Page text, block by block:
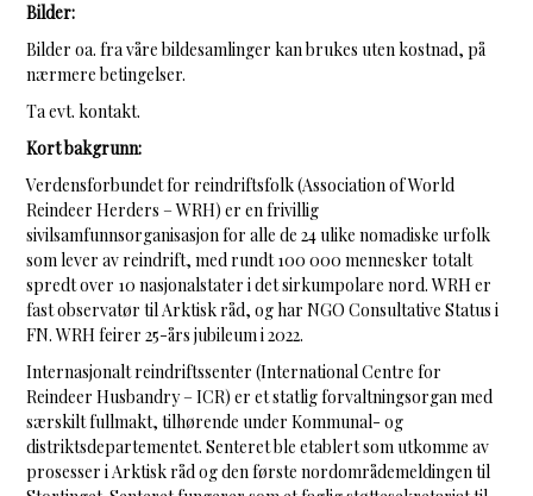
Bilder:
Bilder oa. fra våre bildesamlinger kan brukes uten kostnad, på
nærmere betingelser.
Ta evt. kontakt.
Kort bakgrunn:
Verdensforbundet for reindriftsfolk (Association of World
Reindeer Herders – WRH) er en frivillig
sivilsamfunnsorganisasjon for alle de 24 ulike nomadiske urfolk
som lever av reindrift, med rundt 100 000 mennesker totalt
spredt over 10 nasjonalstater i det sirkumpolare nord. WRH er
fast observatør til Arktisk råd, og har NGO Consultative Status i
FN. WRH feirer 25-års jubileum i 2022.
Internasjonalt reindriftssenter (International Centre for
Reindeer Husbandry – ICR) er et statlig forvaltningsorgan med
særskilt fullmakt, tilhørende under Kommunal- og
distriktsdepartementet. Senteret ble etablert som utkomme av
prosesser i Arktisk råd og den første nordområdemeldingen til